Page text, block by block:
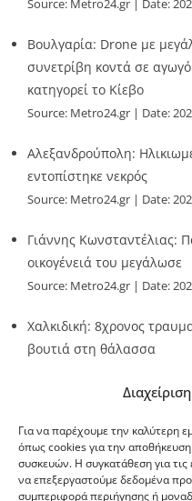
Για να παρέχουμε την καλύτερη
όπως cookies για την
συσκευών. Η συγκατάθεση για τις
να επεξεργαστούμε δεδομένα
συμπεριφορά περιήγησης ή
Source: Metro24.gr Date:
Βουλγαρία: Drone με
συνετρίβη κοντά σε
κατηγορεί το Κίεβο
Source: Metro24.gr Date:
Αλεξανδρούπολη:
εντοπίστηκε νεκρός
Source: Metro24.gr Date:
Γιάννης Κωνσταντέλιας:
οικογένειά του μεγάλωσε
Source: Metro24.gr Date:
Χαλκιδική: 8χρονος
βουτιά στη θάλασσα
G-point.gr